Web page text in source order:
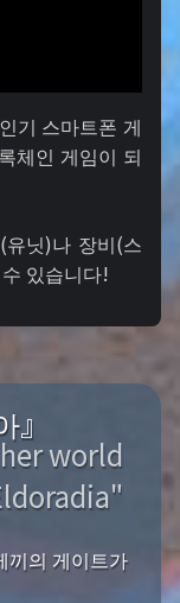
기 스마트폰 게
체인 게임이 되
닛)나 장비(스
수 있습니다!
world
끼의 게이트가